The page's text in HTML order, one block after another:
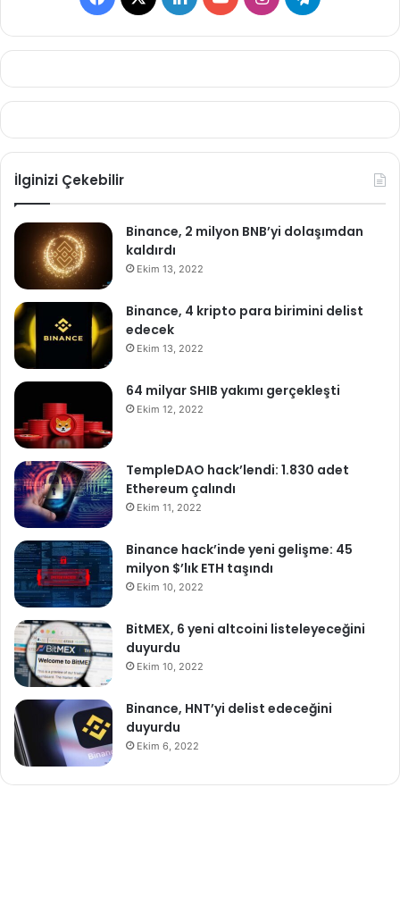
İlginizi Çekebilir
Binance, 2 milyon BNB’yi dolaşımdan
kaldırdı
Ekim 13, 2022
Binance, 4 kripto para birimini delist
edecek
Ekim 13, 2022
64 milyar SHIB yakımı gerçekleşti
Ekim 12, 2022
TempleDAO hack’lendi: 1.830 adet
Ethereum çalındı
Ekim 11, 2022
Binance hack’inde yeni gelişme: 45
milyon $’lık ETH taşındı
Ekim 10, 2022
BitMEX, 6 yeni altcoini listeleyeceğini
duyurdu
Ekim 10, 2022
Binance, HNT’yi delist edeceğini
duyurdu
Ekim 6, 2022